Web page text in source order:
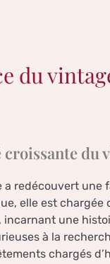
du
du
a redécouvert
elle est chargée
, incarnant une
à la
chargés